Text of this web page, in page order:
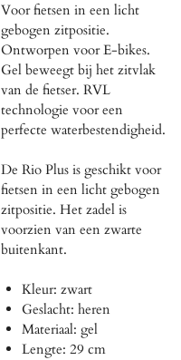
Voor fietsen in een licht
gebogen zitpositie.
Ontworpen voor E-bikes.
Gel beweegt bij het zitvlak
van de fietser. RVL
technologie voor een
perfecte waterbestendigheid.
De Rio Plus is geschikt voor
fietsen in een licht gebogen
zitpositie. Het zadel is
voorzien van een zwarte
buitenkant.
Kleur: zwart
Geslacht: heren
Materiaal: gel
Lengte: 29 cm